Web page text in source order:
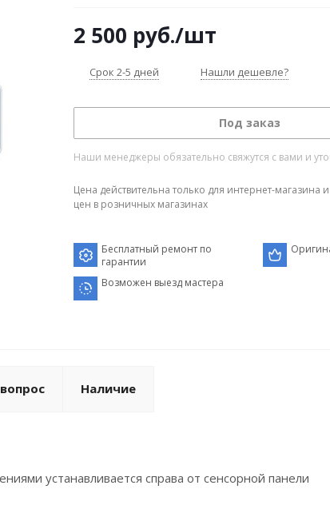
2 500 руб./шт
Срок 2-5 дней Нашли дешевле?
Под заказ
Наши менеджеры обязательно свяжутся с вами и
Цена действительна только для интернет-магазина
цен в розничных магазинах
Бесплатный ремонт по
гарантии
Возможен выезд мастера
Наличие
устанавливается справа от сенсорной панели